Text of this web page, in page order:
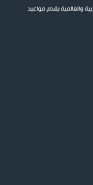
والعالمية يقدم مواعيد